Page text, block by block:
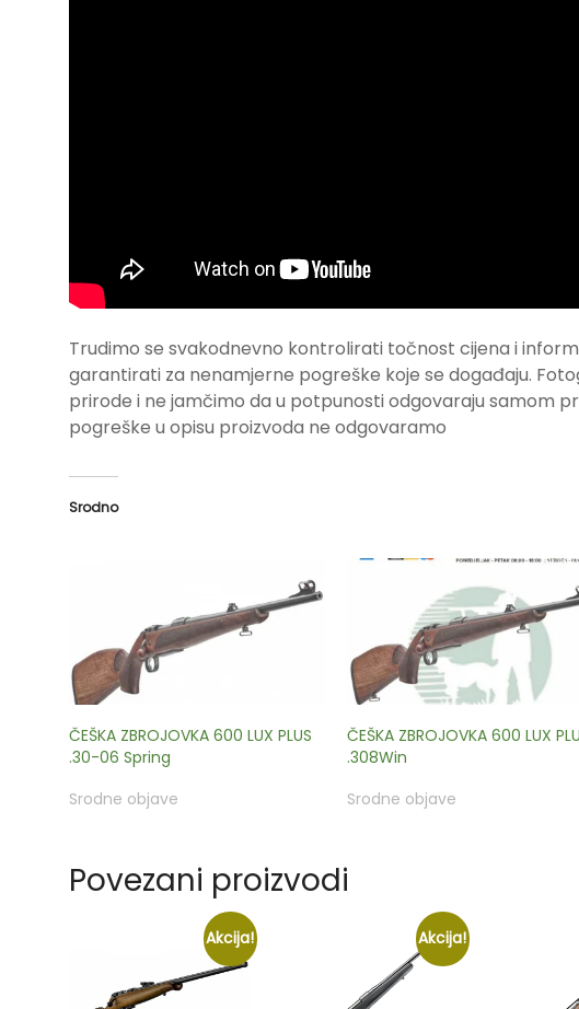
Trudimo se svakodnevno kontrolirati točnost cijena i
garantirati za nenamjerne pogreške koje se događaju.
prirode i ne jamčimo da u potpunosti odgovaraju samom
pogreške u opisu proizvoda ne odgovaramo
Srodno
ČEŠKA ZBROJOVKA 600 LUX PLUS
.30-06 Spring
Srodne objave
ČEŠKA ZBROJOVKA 600 LUX
.308Win
Srodne objave
Povezani proizvodi
Akcija! Akcija!